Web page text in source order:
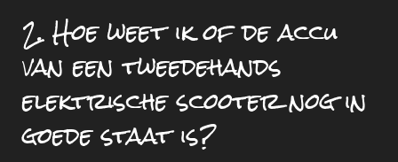
2. Hoe weet ik of de accu
van een tweedehands
elektrische scooter nog in
goede staat is?